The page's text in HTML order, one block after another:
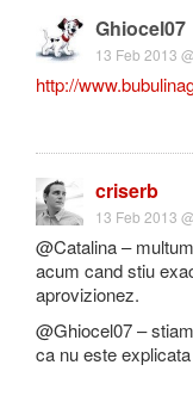
Ghiocel07
13 Feb 2013
http://
criserb
13 Feb 2013
@Catalina –
acum cand stiu
aprovizionez.
@Ghiocel07 –
ca nu este